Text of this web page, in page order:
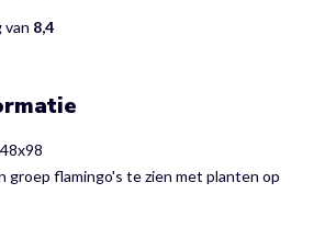
van 8,4
groep flamingo's te zien met planten op